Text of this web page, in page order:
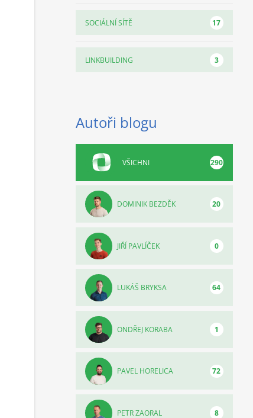
SOCIÁLNÍ SÍTĚ 17
LINKBUILDING 3
Autoři blogu
VŠICHNI 290
DOMINIK BEZDĚK 20
JIŘÍ PAVLÍČEK 0
LUKÁŠ BRYKSA 64
ONDŘEJ KORABA 1
PAVEL HORELICA 72
PETR ZAORAL 8